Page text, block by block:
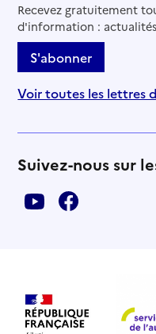
Recevez gratuitement
d'information :
S'abonner
Voir toutes les lettres
Suivez-nous sur